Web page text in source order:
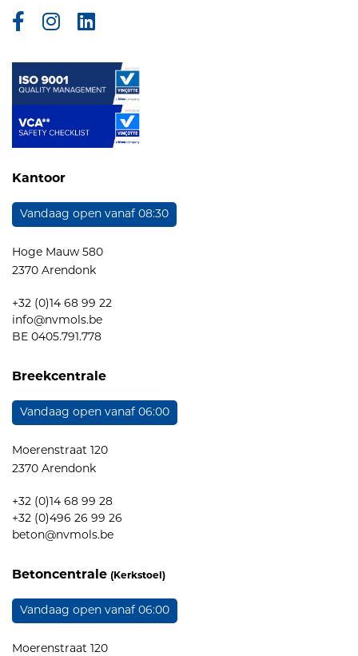
Facebook
Instagram
Kantoor
Vandaag open vanaf 08:30
Hoge Mauw 580
2370 Arendonk
+32 (0)14 68 99 22
info@nvmols.be
BE 0405.791.778
Breekcentrale
Vandaag open vanaf 06:00
Moerenstraat 120
2370 Arendonk
+32 (0)14 68 99 28
+32 (0)496 26 99 26
beton@nvmols.be
Betoncentrale (Kerkstoel)
Vandaag open vanaf 06:00
Moerenstraat 120